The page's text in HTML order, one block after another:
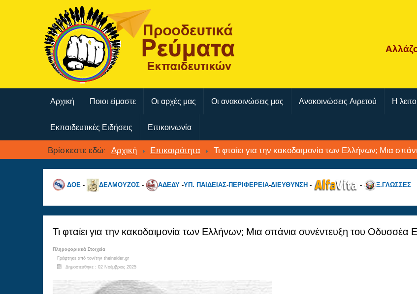
Αρχική Ποιοι είμαστε Οι αρχές μας Οι ανακοινώσεις μας Ανακοινώσεις Αιρετού Η
Εκπαιδευτικές Ειδήσεις Επικοινωνία
Βρίσκεστε εδώ: Αρχική Επικαιρότητα Τι φταίει για την κακοδαιμονία των Ελλήνων; Μια
ΔΟΕ - ΔΕΛΜΟΥΖΟΣ - ΑΔΕΔΥ -ΥΠ. ΠΑΙΔΕΙΑΣ-ΠΕΡΙΦΕΡΕΙΑ-ΔΙΕΥΘΥΝΣΗ - - Ξ.ΓΛΩΣΣΕΣ
Τι φταίει για την κακοδαιμονία των Ελλήνων; Μια σπάνια συνέντευξη του Οδυσσέα
Πληροφοριακά Στοιχεία
Γράφτηκε από τον/την theinsider.gr
Δημοσιεύθηκε : 02 Νοέμβριος 2025